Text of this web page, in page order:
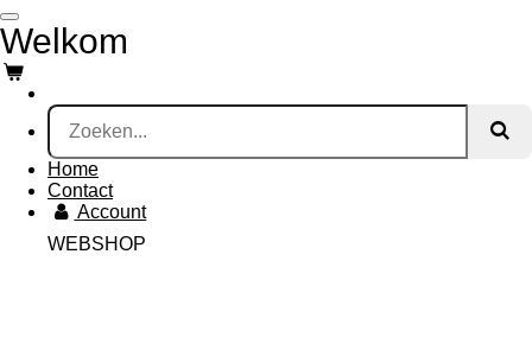
Ga
direct
naar
de
hoofdinhoud
Welkom
Home
Contact
Account
WEBSHOP